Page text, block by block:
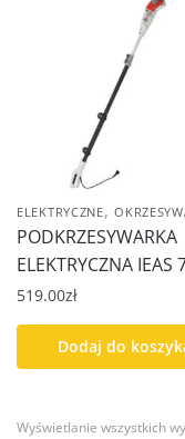
ELEKTRYCZNE,
PODKRZESYWARKA
ELEKTRYCZNA IEAS
519.00zł
Dodaj do
Wyświetlanie wszystkich